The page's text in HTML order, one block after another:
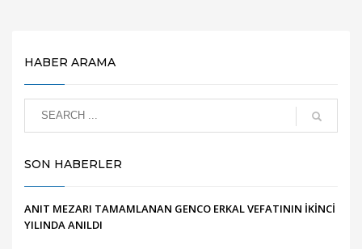
HABER ARAMA
SON HABERLER
ANIT MEZARI TAMAMLANAN GENCO ERKAL VEFATININ İKİNCİ
YILINDA ANILDI